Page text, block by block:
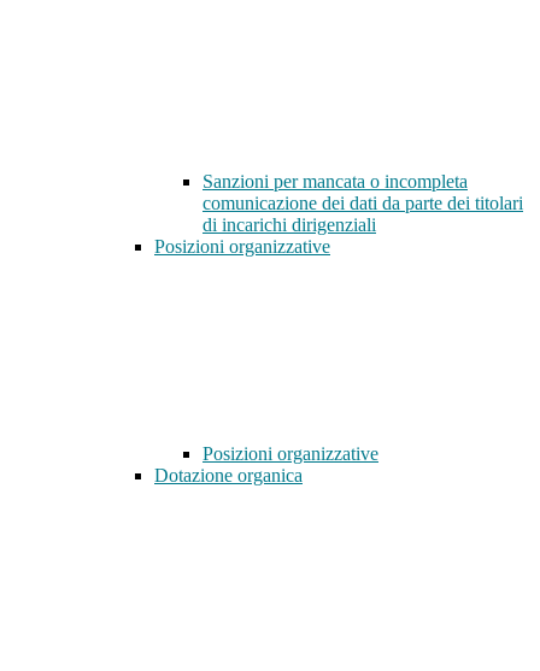
Sanzioni per mancata o incompleta
comunicazione dei dati da parte dei titolari
di incarichi dirigenziali
Posizioni organizzative
Posizioni organizzative
Dotazione organica